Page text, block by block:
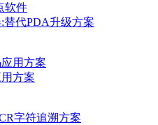
软件
替代PDA升级方案
用方案
方案
字符追溯方案